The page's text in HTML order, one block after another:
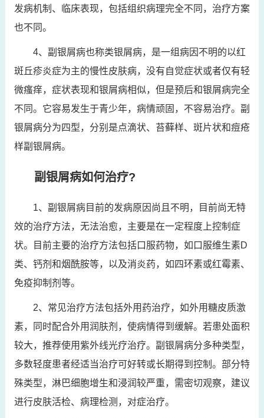
发病机制、临床表现，包括组织病理完全不同，治疗方案
也不同。
4、副银屑病也称类银屑病，是一组病因不明的以红
斑丘疹炎症为主的慢性皮肤病，没有自觉症状或者仅有轻
微瘙痒，症状表现和银屑病相似，但是预后和银屑病完全
不同。它容易发生于青少年，病情顽固，不容易治疗。副
银屑病分为四型，分别是点滴状、苔藓样、斑片状和痘疮
样副银屑病。
副银屑病如何治疗?
1、副银屑病目前的发病原因尚且不明，目前尚无特
效的治疗方法，无法治愈，主要是在一定程度上控制症
状。目前主要的治疗方法包括口服药物，如口服维生素D
类、钙剂和烟酰胺等，以及消炎药，如四环素或红霉素、
免疫抑制剂等。
2、常见治疗方法包括外用药治疗，如外用糖皮质激
素，同时配合外用润肤剂，使病情得到缓解。若患处面积
较大，推荐使用紫外线光疗治疗。副银屑病分多种类型，
多数轻度患者经适当治疗可好转或长期得到控制。部分特
殊类型，淋巴细胞增生和浸润较严重，需密切观察，建议
进行皮肤活检、病理检测，对症治疗。